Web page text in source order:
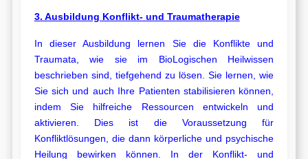
3. Ausbildung Konflikt- und Traumatherapie
In dieser Ausbildung lernen Sie die Konflikte und
Traumata, wie sie im BioLogischen Heilwissen
beschrieben sind, tiefgehend zu lösen. Sie lernen, wie
Sie sich und auch Ihre Patienten stabilisieren können,
indem Sie hilfreiche Ressourcen entwickeln und
aktivieren. Dies ist die Voraussetzung für
Konfliktlösungen, die dann körperliche und psychische
Heilung bewirken können. In der Konflikt- und